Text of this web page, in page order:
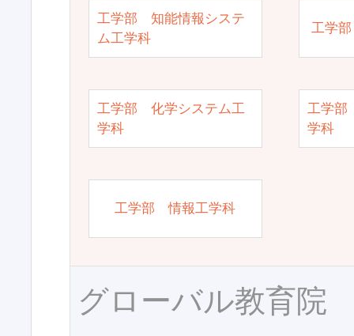
工学部 知能情報システ
ム工学科
工学
工学部 化学システム工
学科
工学部
学科
工学部 情報工学科
グローバル教育院